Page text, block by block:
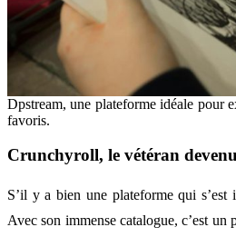
Dpstream, une plateforme idéale pour
favoris.
Crunchyroll, le vétéran
S’il y a bien une plateforme qui s’est
Avec son immense catalogue, c’est